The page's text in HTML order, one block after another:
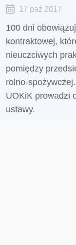
17 paź 2017
100 dni
kontraktowej,
nieuczciwych
pomiędzy
rolno-
UOKiK prowadzi
ustawy.